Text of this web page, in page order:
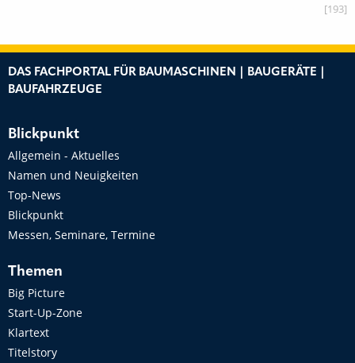
[193]
DAS FACHPORTAL FÜR BAUMASCHINEN | BAUGERÄTE |
BAUFAHRZEUGE
Blickpunkt
Allgemein - Aktuelles
Namen und Neuigkeiten
Top-News
Blickpunkt
Messen, Seminare, Termine
Themen
Big Picture
Start-Up-Zone
Klartext
Titelstory